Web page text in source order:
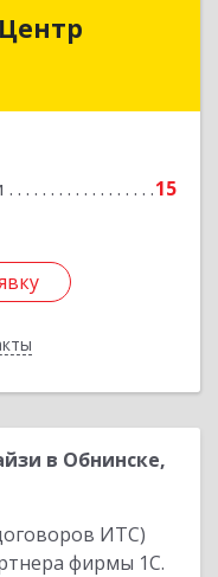
15
Центр
р-н, Чехов
в Обнинске,
ИТС)
фирмы 1С.